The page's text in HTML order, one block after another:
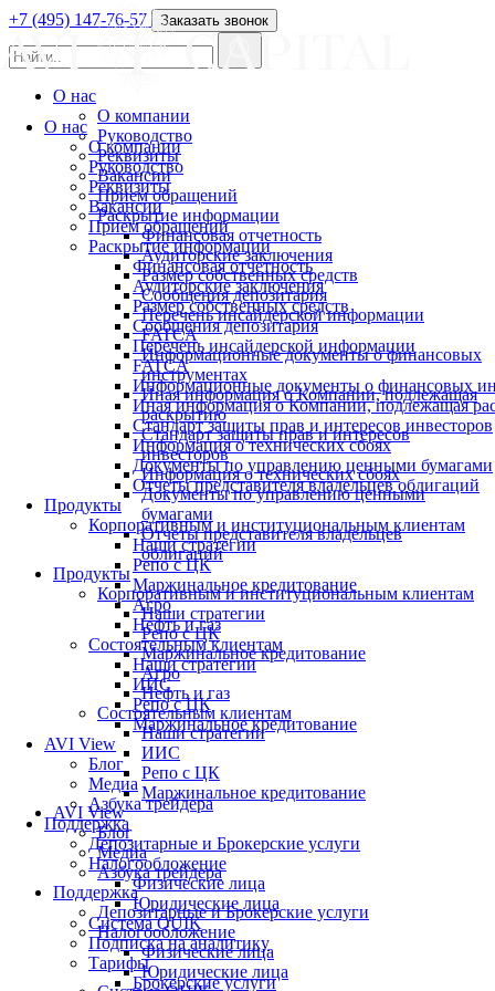
О нас
О компании
Руководство
Реквизиты
Вакансии
Прием обращений
Раскрытие информации
Финансовая отчетность
Аудиторские заключения
Размер собственных средств
Сообщения депозитария
Перечень инсайдерской информации
FATCA
Информационные документы о финансовых
Иная информация о Компании, подлежащая
Стандарт защиты прав и интересов инвесторов
Информация о технических сбоях
Документы по управлению ценными бумагами
Отчеты представителя владельцев облигаций
Продукты
Корпоративным и институциональным клиентам
Наши стратегии
Репо с ЦК
Маржинальное кредитование
Агро
Нефть и газ
Состоятельным клиентам
Наши стратегии
ИИС
Репо с ЦК
Маржинальное кредитование
AVI View
Блог
Медиа
Азбука трейдера
Поддержка
Депозитарные и Брокерские услуги
Налогообложение
Физические лица
Юридические лица
Система QUIK
Подписка на аналитику
Тарифы
Брокерские услуги
+7 (495) 147-76-57 Заказать звонок
О нас
О компании
Руководство
Реквизиты
Вакансии
Прием обращений
Раскрытие информации
Финансовая отчетность
Аудиторские заключения
Размер собственных средств
Сообщения депозитария
Перечень инсайдерской информации
FATCA
Информационные документы о финансовых
инструментах
Иная информация о Компании, подлежащая
раскрытию
Стандарт защиты прав и интересов
инвесторов
Информация о технических сбоях
Документы по управлению ценными
бумагами
Отчеты представителя владельцев
облигаций
Продукты
Корпоративным и институциональным клиентам
Наши стратегии
Репо с ЦК
Маржинальное кредитование
Агро
Нефть и газ
Состоятельным клиентам
Наши стратегии
ИИС
Репо с ЦК
Маржинальное кредитование
AVI View
Блог
Медиа
Азбука трейдера
Поддержка
Депозитарные и Брокерские услуги
Налогообложение
Физические лица
Юридические лица